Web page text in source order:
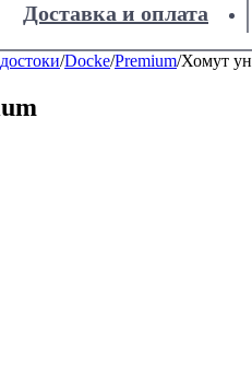
Доставка и оплата
/Docke/Premium/Хомут